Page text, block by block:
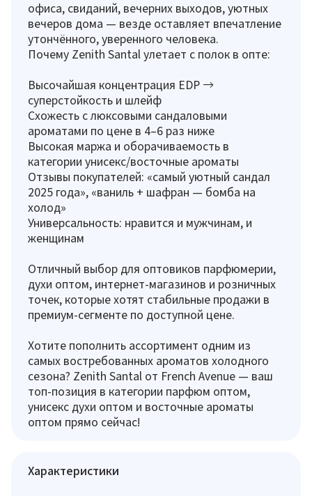
офиса, свиданий, вечерних выходов, уютных
вечеров дома — везде оставляет впечатление
утончённого, уверенного человека.
Почему Zenith Santal улетает с полок в опте:
Высочайшая концентрация EDP →
суперстойкость и шлейф
Схожесть с люксовыми сандаловыми
ароматами по цене в 4–6 раз ниже
Высокая маржа и оборачиваемость в
категории унисекс/восточные ароматы
Отзывы покупателей: «самый уютный сандал
2025 года», «ваниль + шафран — бомба на
холод»
Универсальность: нравится и мужчинам, и
женщинам
Отличный выбор для оптовиков парфюмерии,
духи оптом, интернет-магазинов и розничных
точек, которые хотят стабильные продажи в
премиум-сегменте по доступной цене.
Хотите пополнить ассортимент одним из
самых востребованных ароматов холодного
сезона? Zenith Santal от French Avenue — ваш
топ-позиция в категории парфюм оптом,
унисекс духи оптом и восточные ароматы
оптом прямо сейчас!
Характеристики